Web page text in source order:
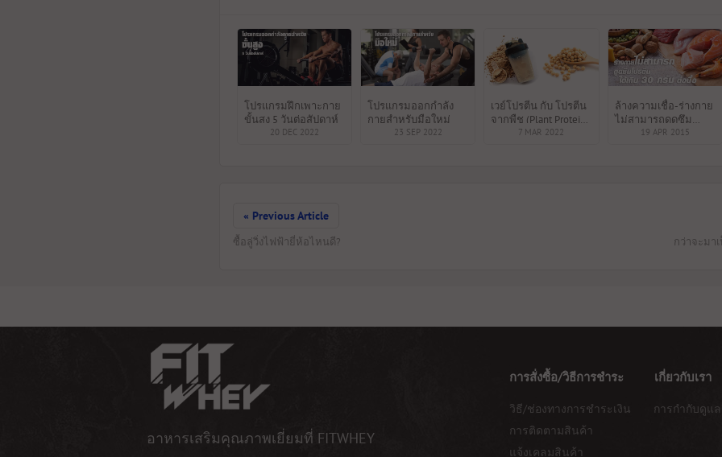
โปรแกรมฝึกเพาะกาย
ขั้นสูง 5 วันต่อสัปดาห์
20 DEC 2022
โปรแกรมออกกำลัง
กายสำหรับมือใหม่
23 SEP 2022
เวย์โปรตีน กับ โปรตีน
จากพืช (Plant Protein)
อะไรดีกว่ากัน
7 MAR 2022
ล้างความเชื่อ-ร่างกาย
ไม่สามารถดูดซึม
โปรตีนได้เกิน 30กรัม
19 APR 2015
« Previous Article
ซื้อลู่วิ่งไฟฟ้ายี่ห้อไหนดี? กว่าจะมา
อาหารเสริมคุณภาพเยี่ยมที่ FITWHEY
การสั่งซื้อ/วิธีการชำระ เกี่ยวกับเรา
วิธี/ช่องทางการชำระเงิน
การติดตามสินค้า
แจ้งเคลมสินค้า
การกำกับดูแ